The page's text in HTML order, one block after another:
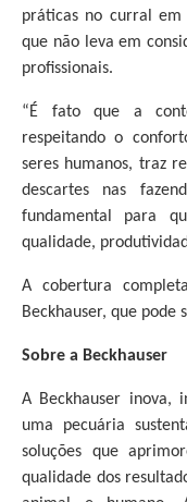
práticas no curral em
que não leva em
profissionais.
“É fato que a
respeitando o
seres humanos, traz
descartes nas
fundamental para
qualidade,
A cobertura
Beckhauser, que pode
Sobre a Beckhauser
A Beckhauser inova,
uma pecuária
soluções que
qualidade dos